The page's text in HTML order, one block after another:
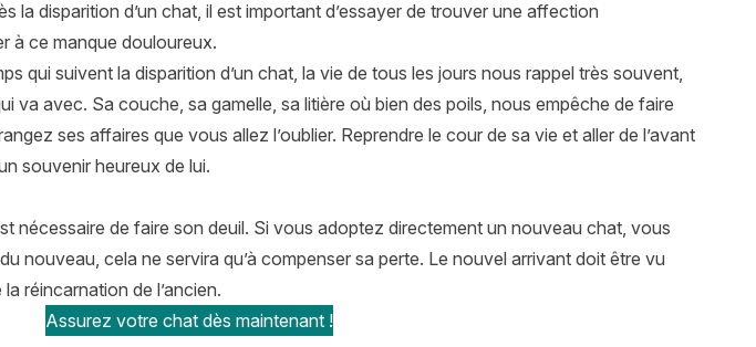
la disparition d’un chat, il est important d’essayer de trouver une affection
à ce manque douloureux.
qui suivent la disparition d’un chat, la vie de tous les jours nous rappel très souvent,
va avec. Sa couche, sa gamelle, sa litière où bien des poils, nous empêche de faire
ses affaires que vous allez l’oublier. Reprendre le cour de sa vie et aller de l’avant
souvenir heureux de lui.
nécessaire de faire son deuil. Si vous adoptez directement un nouveau chat, vous
nouveau, cela ne servira qu’à compenser sa perte. Le nouvel arrivant doit être vu
réincarnation de l’ancien.
Assurez votre chat dès maintenant !